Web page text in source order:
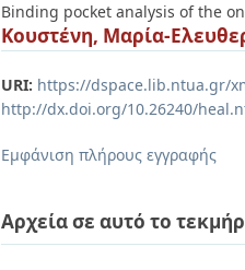
Binding pocket analysis of the
Κουστένη, Μαρία-
URI: https://dspace.lib.ntua.gr/
http://dx.doi.org/10.26240/
Εμφάνιση πλήρους εγγραφής
Αρχεία σε αυτό το